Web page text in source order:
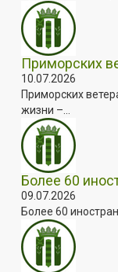
Приморских
10.07.2026
Приморских
жизни –...
Более 60
09.07.2026
Более 60